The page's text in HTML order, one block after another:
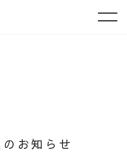
お知らせ